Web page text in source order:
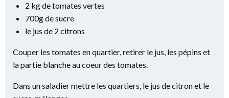
2 kg de tomates vertes
700g de sucre
le jus de 2 citrons
Couper les tomates en quartier, retirer le jus, les pépins et
la partie blanche au coeur des tomates.
Dans un saladier mettre les quartiers, le jus de citron et le